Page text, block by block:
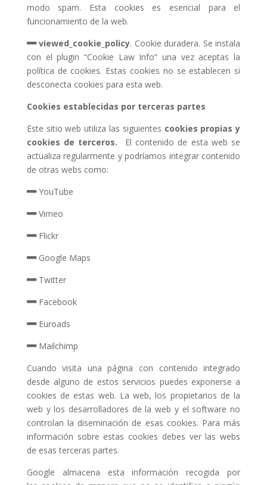
modo spam. Esta cookies es esencial para el
funcionamiento de la web.
viewed_cookie_policy. Cookie duradera. Se instala
con el plugin “Cookie Law Info” una vez aceptas la
política de cookies. Estas cookies no se establecen si
desconecta cookies para esta web.
Cookies establecidas por terceras partes
Este sitio web utiliza las siguientes cookies propias y
cookies de terceros. El contenido de esta web se
actualiza regularmente y podríamos integrar contenido
de otras webs como:
YouTube
Vimeo
Flickr
Google Maps
Twitter
Facebook
Euroads
Mailchimp
Cuando visita una página con contenido integrado
desde alguno de estos servicios puedes exponerse a
cookies de estas web. La web, los propietarios de la
web y los desarrolladores de la web y el software no
controlan la diseminación de esas cookies. Para más
información sobre estas cookies debes ver las webs
de esas terceras partes.
Google almacena esta información recogida por